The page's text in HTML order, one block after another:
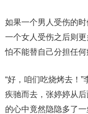
如果一个男人受伤的
一个女人受伤之后则
怕不能替自己分担任
“好，咱们吃烧烤去！
疾驰而去，张婷婷从
的心中竟然隐隐多了一